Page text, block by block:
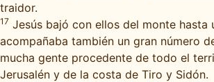
traidor.
17 Jesús bajó con ellos del monte hasta
acompañaba también un gran número
mucha gente procedente de todo el
Jerusalén y de la costa de Tiro y Sidón.